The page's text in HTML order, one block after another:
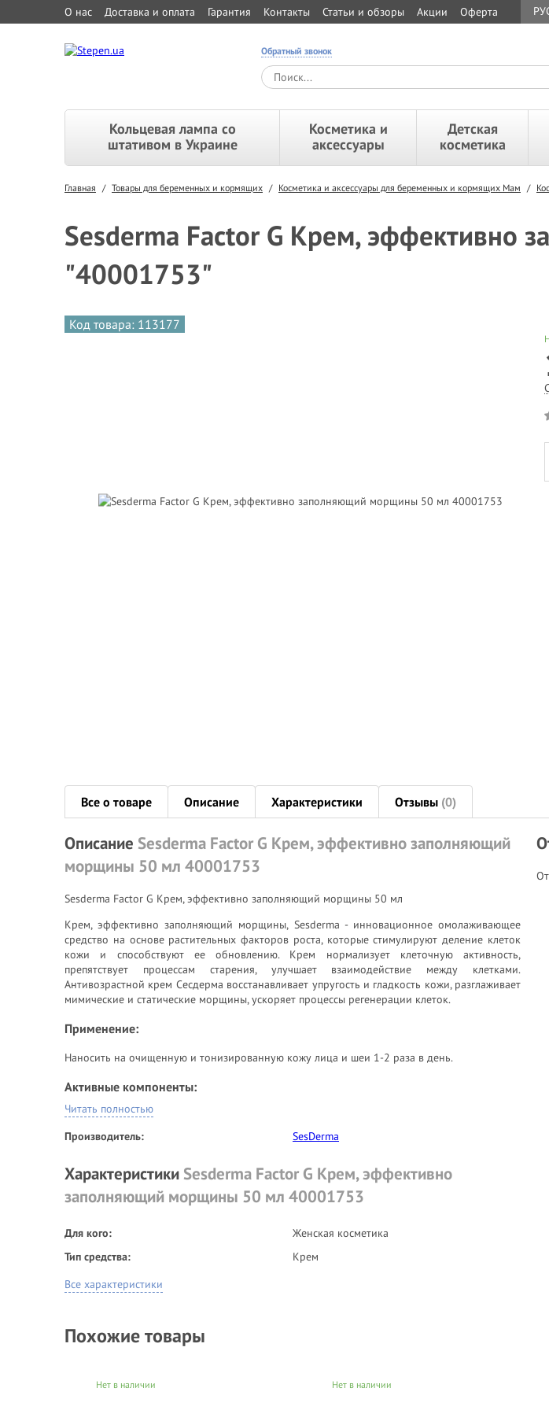
О нас Доставка и оплата Гарантия Контакты Статьи и обзоры Акции Оферта
Обратный звонок
Кольцевая лампа со
штативом в Украине
Косметика и
аксессуары
Детская
косметика
Главная / Товары для беременных и кормящих / Косметика и аксессуары для беременных и кормящих Мам /
Sesderma Factor G Крем,
"40001753"
Код товара: 113177
Все о товаре Описание Характеристики Отзывы (0)
Описание Sesderma Factor G Крем, эффективно заполняющий
морщины 50 мл 40001753
Sesderma Factor G Крем, эффективно заполняющий морщины 50 мл
Крем, эффективно заполняющий морщины, Sesderma - инновационное омолаживающее
средство на основе растительных факторов роста, которые стимулируют деление клеток
кожи и способствуют ее обновлению. Крем нормализует клеточную активность,
препятствует процессам старения, улучшает взаимодействие между клетками.
Антивозрастной крем Сесдерма восстанавливает упругость и гладкость кожи, разглаживает
мимические и статические морщины, ускоряет процессы регенерации клеток.
Применение:
Наносить на очищенную и тонизированную кожу лица и шеи 1-2 раза в день.
Активные компоненты:
Витамин Е, экстракт центеллы азиатской, имитирующие пептиды, факторы роста (TGF β2,
HGH и GM-CSF), кверцетин, Malus Domestica стволовые клетки.
Читать полностью
Производитель:
SesDerma
Характеристики Sesderma Factor G Крем, эффективно
заполняющий морщины 50 мл 40001753
Для кого:
Женская косметика
Тип средства:
Крем
Все характеристики
Похожие товары
Нет в наличии Нет в наличии